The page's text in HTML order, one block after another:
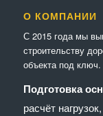
О КОМПАНИИ
С 2015 года мы
строительству
объекта под ключ.
Подготовка
расчёт